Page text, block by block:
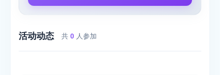
活动动态 共0 人参加